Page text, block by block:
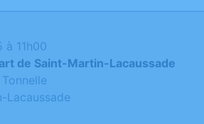
à 11h00
de Saint-Martin-Lacaussade
Lacaussade